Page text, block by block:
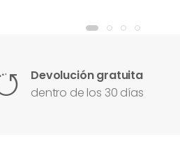
Devolución gratuita
dentro de los 30 días